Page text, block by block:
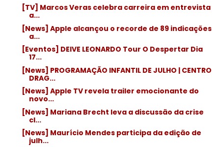
[TV] Marcos Veras celebra carreira em entrevista
a...
[News] Apple alcançou o recorde de 89 indicações
a...
[Eventos] DEIVE LEONARDO Tour O Despertar Dia
17...
[News] PROGRAMAÇÃO INFANTIL DE JULHO | CENTRO
DRAG...
[News] Apple TV revela trailer emocionante do
novo...
[News] Mariana Brecht leva a discussão da crise
cl...
[News] Maurício Mendes participa da edição de
julh...